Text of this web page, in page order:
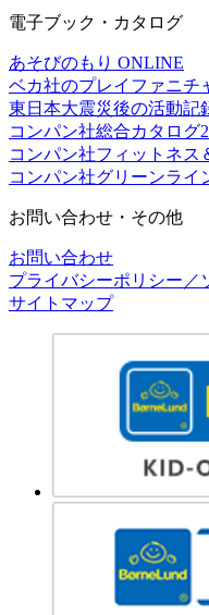
電子ブック・カタログ
あそびのもり ONLINE
ベカ社のプレイファニチ
東日本大震災後の活動記
コンパン社総合カタログ
コンパン社フィットネス
コンパン社グリーンライ
お問い合わせ・その他
お問い合わせ
プライバシーポリシー／
サイトマップ